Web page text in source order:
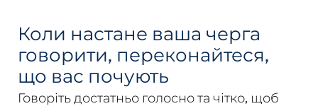
Коли настане ваша черга
говорити, переконайтеся,
що вас почують
Говоріть достатньо голосно та чітко, щоб